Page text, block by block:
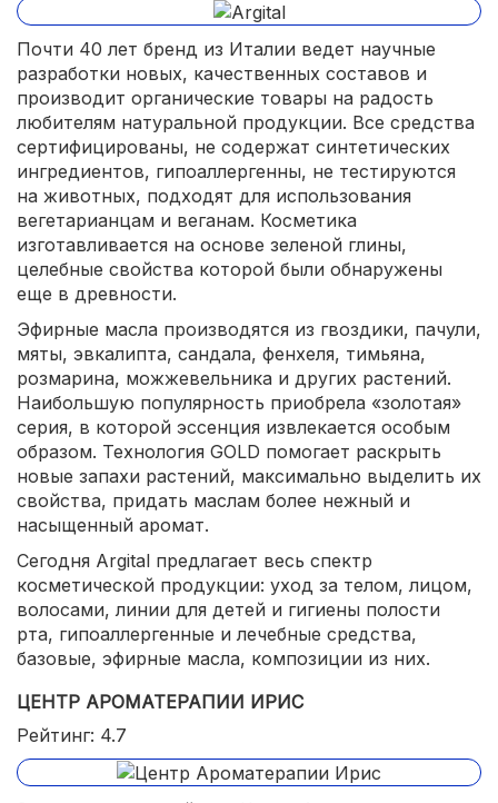
Почти 40 лет бренд из Италии ведет научные
разработки новых, качественных составов и
производит органические товары на радость
любителям натуральной продукции. Все средства
сертифицированы, не содержат синтетических
ингредиентов, гипоаллергенны, не тестируются
на животных, подходят для использования
вегетарианцам и веганам. Косметика
изготавливается на основе зеленой глины,
целебные свойства которой были обнаружены
еще в древности.
Эфирные масла производятся из гвоздики, пачули,
мяты, эвкалипта, сандала, фенхеля, тимьяна,
розмарина, можжевельника и других растений.
Наибольшую популярность приобрела «золотая»
серия, в которой эссенция извлекается особым
образом. Технология GOLD помогает раскрыть
новые запахи растений, максимально выделить их
свойства, придать маслам более нежный и
насыщенный аромат.
Сегодня Argital предлагает весь спектр
косметической продукции: уход за телом, лицом,
волосами, линии для детей и гигиены полости
рта, гипоаллергенные и лечебные средства,
базовые, эфирные масла, композиции из них.
ЦЕНТР АРОМАТЕРАПИИ ИРИС
Рейтинг: 4.7